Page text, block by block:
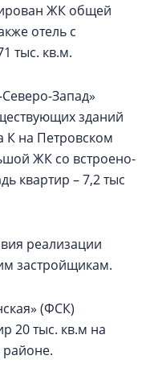
ЖК общей
отель с
тыс. кв.м.
Запад»
зданий
К на Петровском
ЖК со встроено-
квартир – 7,2 тыс
реализации
застройщикам.
(ФСК)
20 тыс. кв.м на